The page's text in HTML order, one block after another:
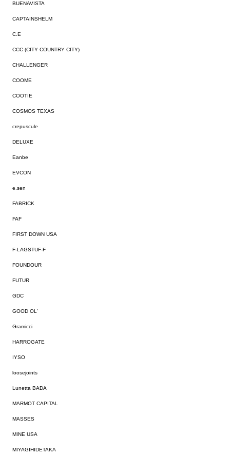
BUENAVISTA
CAPTAINSHELM
C.E
CCC (CITY COUNTRY CITY)
CHALLENGER
COOME
COOTIE
COSMOS TEXAS
crepuscule
DELUXE
Eanbe
EVCON
e.sen
FABRICK
FAF
FIRST DOWN USA
F-LAGSTUF-F
FOUNDOUR
FUTUR
GDC
GOOD OL'
Gramicci
HARROGATE
IYSO
loosejoints
Lunetta BADA
MARMOT CAPITAL
MASSES
MINE USA
MIYAGIHIDETAKA